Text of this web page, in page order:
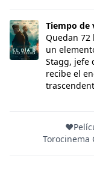
Tiempo de victoria
Tiempo de
Quedan 72
un
Stagg, jefe
recibe el
Torocinema